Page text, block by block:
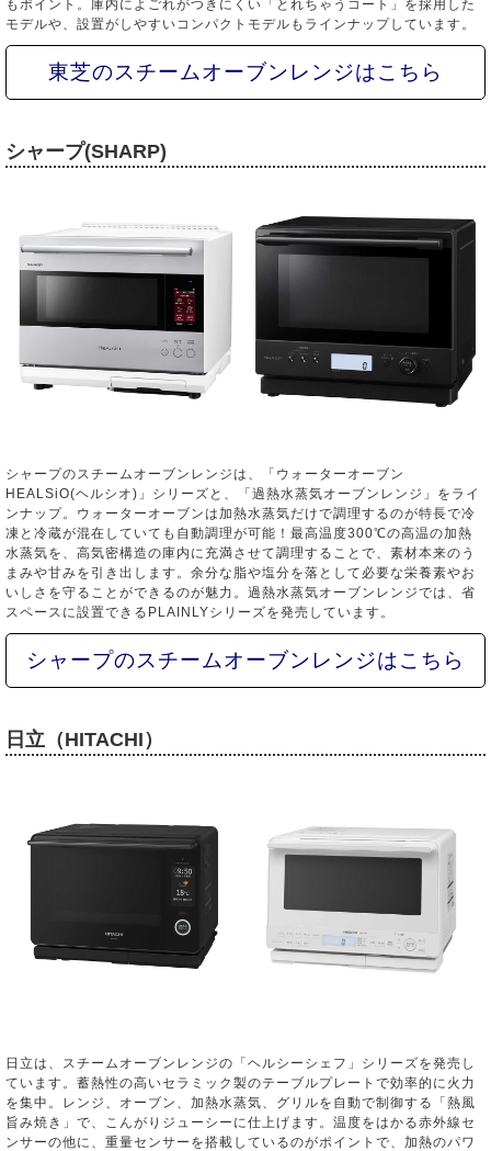
もポイント。庫内によごれがつきにくい「とれちゃうコート」を採用した
モデルや、設置がしやすいコンパクトモデルもラインナップしています。
東芝のスチームオーブンレンジはこちら
シャープ(SHARP)
シャープのスチームオーブンレンジは、「ウォーターオーブン
HEALSiO(ヘルシオ)」シリーズと、「過熱水蒸気オーブンレンジ」をライ
ンナップ。ウォーターオーブンは加熱水蒸気だけで調理するのが特長で冷
凍と冷蔵が混在していても自動調理が可能！最高温度300℃の高温の加熱
水蒸気を、高気密構造の庫内に充満させて調理することで、素材本来のう
まみや甘みを引き出します。余分な脂や塩分を落として必要な栄養素やお
いしさを守ることができるのが魅力。過熱水蒸気オーブンレンジでは、省
スペースに設置できるPLAINLYシリーズを発売しています。
シャープのスチームオーブンレンジはこちら
日立（HITACHI）
日立は、スチームオーブンレンジの「ヘルシーシェフ」シリーズを発売し
ています。蓄熱性の高いセラミック製のテーブルプレートで効率的に火力
を集中。レンジ、オーブン、加熱水蒸気、グリルを自動で制御する「熱風
旨み焼き」で、こんがりジューシーに仕上げます。温度をはかる赤外線セ
ンサーの他に、重量センサーを搭載しているのがポイントで、加熱のパワ